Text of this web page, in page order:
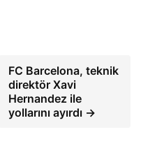
FC Barcelona, ​​teknik
direktör Xavi
Hernandez ile
yollarını ayırdı →